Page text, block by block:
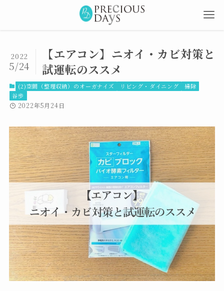
【エアコン】ニオイ・カビ対策と
試運転のススメ
2022
5/24
(2)空間（整理収納）のオーガナイズ リビング・ダイニング
掃除
谷歩
2022年5月24日